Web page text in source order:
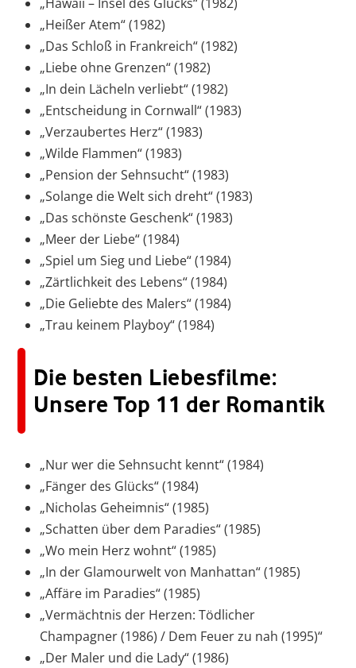
„Heißer Atem“ (1982)
„Das Schloß in Frankreich“ (1982)
„Liebe ohne Grenzen“ (1982)
„In dein Lächeln verliebt“ (1982)
„Entscheidung in Cornwall“ (1983)
„Verzaubertes Herz“ (1983)
„Wilde Flammen“ (1983)
„Pension der Sehnsucht“ (1983)
„Solange die Welt sich dreht“ (1983)
„Das schönste Geschenk“ (1983)
„Meer der Liebe“ (1984)
„Spiel um Sieg und Liebe“ (1984)
„Zärtlichkeit des Lebens“ (1984)
„Die Geliebte des Malers“ (1984)
„Trau keinem Playboy“ (1984)
Die besten Liebesfilme:
Unsere Top 11 der Romantik
„Nur wer die Sehnsucht kennt“ (1984)
„Fänger des Glücks“ (1984)
„Nicholas Geheimnis“ (1985)
„Schatten über dem Paradies“ (1985)
„Wo mein Herz wohnt“ (1985)
„In der Glamourwelt von Manhattan“ (1985)
„Affäre im Paradies“ (1985)
„Vermächtnis der Herzen: Tödlicher
Champagner (1986) / Dem Feuer zu nah (1995)“
„Der Maler und die Lady“ (1986)